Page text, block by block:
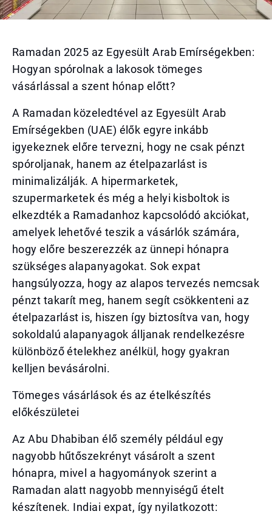
Ramadan 2025 az Egyesült Arab Emírségekben:
Hogyan spórolnak a lakosok tömeges
vásárlással a szent hónap előtt?
A Ramadan közeledtével az Egyesült Arab
Emírségekben (UAE) élők egyre inkább
igyekeznek előre tervezni, hogy ne csak pénzt
spóroljanak, hanem az ételpazarlást is
minimalizálják. A hipermarketek,
szupermarketek és még a helyi kisboltok is
elkezdték a Ramadanhoz kapcsolódó akciókat,
amelyek lehetővé teszik a vásárlók számára,
hogy előre beszerezzék az ünnepi hónapra
szükséges alapanyagokat. Sok expat
hangsúlyozza, hogy az alapos tervezés nemcsak
pénzt takarít meg, hanem segít csökkenteni az
ételpazarlást is, hiszen így biztosítva van, hogy
sokoldalú alapanyagok álljanak rendelkezésre
különböző ételekhez anélkül, hogy gyakran
kelljen bevásárolni.
Tömeges vásárlások és az ételkészítés
előkészületei
Az Abu Dhabiban élő személy például egy
nagyobb hűtőszekrényt vásárolt a szent
hónapra, mivel a hagyományok szerint a
Ramadan alatt nagyobb mennyiségű ételt
készítenek. Indiai expat, így nyilatkozott: